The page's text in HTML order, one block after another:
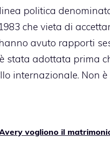
politica
che vieta di
avuto rapporti
stata adottata prima
internazionale. Non è
vogliono il